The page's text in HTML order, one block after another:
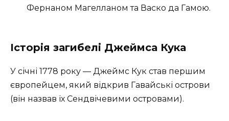
Фернаном Магелланом та Васко да Гамою.
Історія загибелі Джеймса Кука
У січні 1778 року — Джеймс Кук став першим
європейцем, який відкрив Гавайські острови
(він назвав їх Сендвічевими островами).